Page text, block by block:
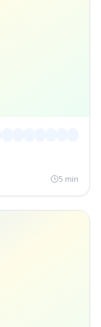
5 min